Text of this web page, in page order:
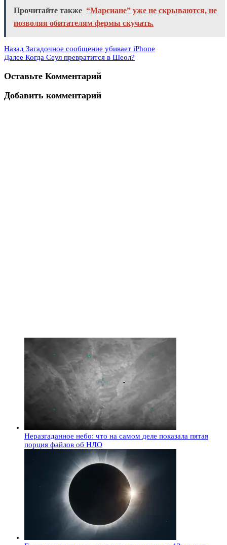
Прочитайте также “Марсиане” уже не скрываются, не
позволяя обитателям фермы скучать.
Назад Загадочное сообщение убивает iPhone
Далее Когда Сеул превратится в Шеол?
Оставьте Комментарий
Добавить комментарий
Неразгаданное небо: что на самом деле показала пятая
порция файлов об НЛО